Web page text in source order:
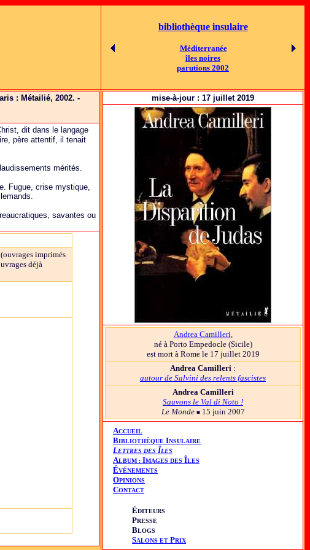
bibliothèque insulaire
Méditerranée
îles noires
parutions 2002
: Métailié, 2002. -
dit dans le langage
père attentif, il tenait
mérités.
Fugue, crise mystique,
savantes ou
imprimés
déjà
mise-à-jour : 17 juillet 2019
Andrea Camilleri,
né à Porto Empedocle (Sicile)
est mort à Rome le 17 juillet 2019
Andrea Camilleri :
autour de Salvini des relents fascistes
Andrea Camilleri
Sauvons le Val di Noto !
Le Monde ■15 juin 2007
ACCUEIL
BIBLIOTHÈQUE INSULAIRE
LETTRES DES ÎLES
ALBUM : IMAGES DES ÎLES
ÉVÉNEMENTS
OPINIONS
CONTACT
ÉDITEURS
PRESSE
BLOGS
SALONS ET PRIX